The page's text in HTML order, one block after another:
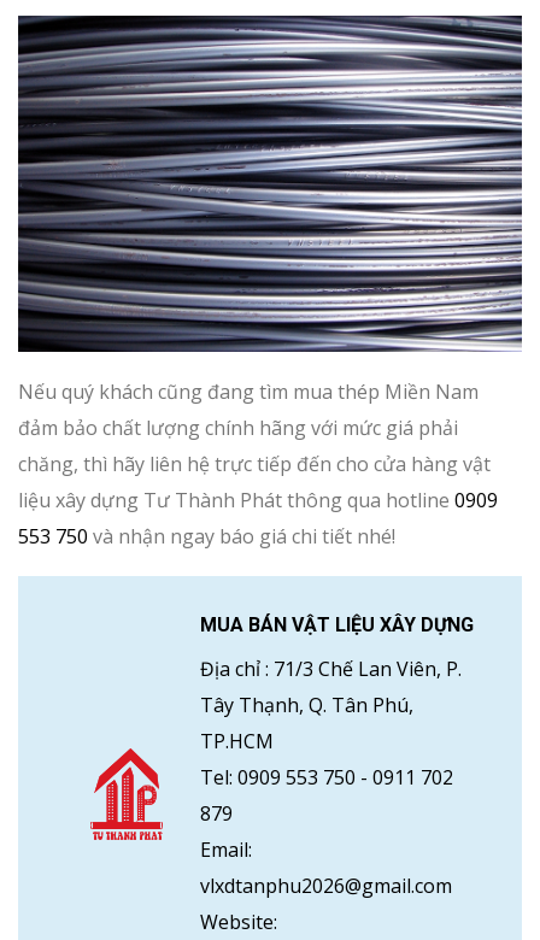
Nếu quý khách cũng đang tìm mua thép Miền Nam
đảm bảo chất lượng chính hãng với mức giá phải
chăng, thì hãy liên hệ trực tiếp đến cho cửa hàng vật
liệu xây dựng Tư Thành Phát thông qua hotline 0909
553 750 và nhận ngay báo giá chi tiết nhé!
MUA BÁN VẬT LIỆU XÂY DỰNG
Địa chỉ : 71/3 Chế Lan Viên, P.
Tây Thạnh, Q. Tân Phú,
TP.HCM
Tel: 0909 553 750 - 0911 702
879
Email:
vlxdtanphu2026@gmail.com
Website: